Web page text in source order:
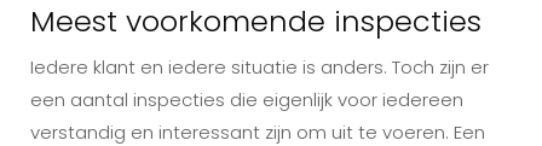
Meest voorkomende inspecties
Iedere klant en iedere situatie is anders. Toch zijn er
een aantal inspecties die eigenlijk voor iedereen
verstandig en interessant zijn om uit te voeren. Een